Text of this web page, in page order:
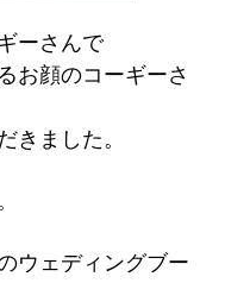
ーさんで
お顔のコーギーさ
きました。
ウェディングブー